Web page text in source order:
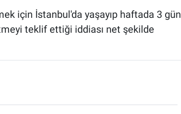
için İstanbul'da yaşayıp haftada 3 gün
teklif ettiği iddiası net şekilde